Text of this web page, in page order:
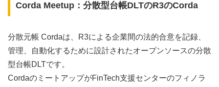
Corda Meetup：分散型台帳DLTのR3のCorda
分散元帳 Cordaは、R3による企業間の法的合意を記録、
管理、自動化するために設計されたオープンソースの分散
型台帳DLTです。
CordaのミートアップがFinTech支援センターのフィノラ